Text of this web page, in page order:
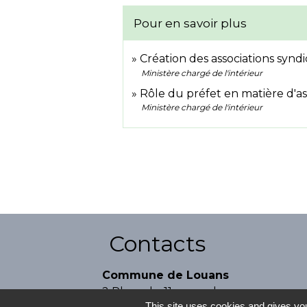
Pour en savoir plus
Création des associations
Ministère chargé de l'intérieur
Rôle du préfet en matière
Ministère chargé de l'intérieur
Contacts
Commune de Louans
2 Place du 11 novembre